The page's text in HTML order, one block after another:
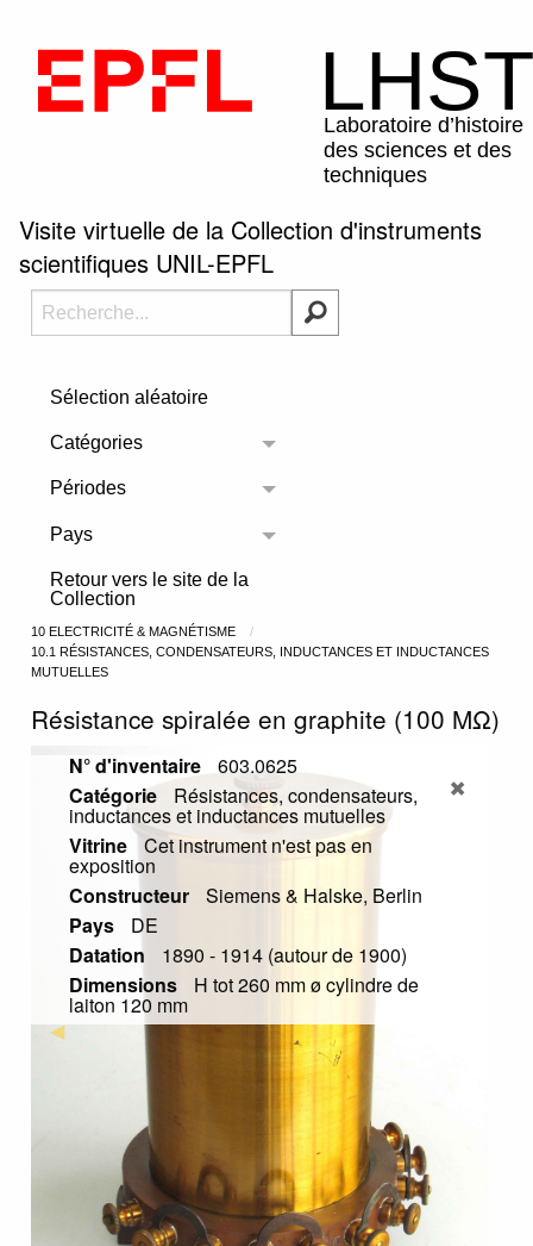
Visite virtuelle de la Collection d'instruments
scientifiques UNIL-EPFL
Sélection aléatoire
Catégories
Toggle menu
Périodes
Toggle menu
Pays
Toggle menu
Retour vers le site de la
Collection
10 ELECTRICITÉ & MAGNÉTISME
10.1 RÉSISTANCES, CONDENSATEURS, INDUCTANCES ET INDUCTANCES
MUTUELLES
Résistance spiralée en graphite (100 MΩ)
Previous Slide
◀︎
N° d'inventaire
603.0625
Catégorie
Résistances, condensateurs,
inductances et inductances mutuelles
Vitrine
Cet instrument n'est pas en
exposition
Constructeur
Siemens & Halske, Berlin
Pays
DE
Datation
1890 - 1914 (autour de 1900)
Dimensions
H tot 260 mm ø cylindre de
laiton 120 mm